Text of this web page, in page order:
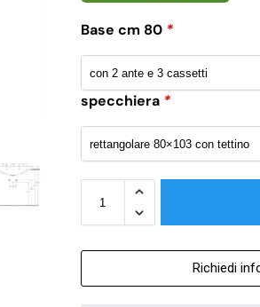
Base cm 80 *
specchiera *
Richiedi